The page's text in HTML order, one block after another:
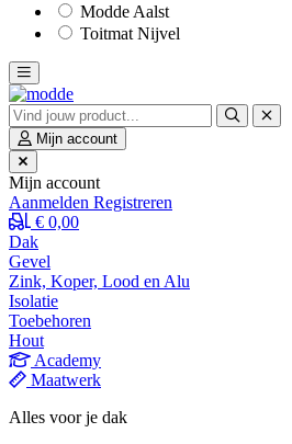
Modde Aalst
Toitmat Nijvel
Mijn account
Mijn account
Aanmelden Registreren
€ 0,00
Dak
Gevel
Zink, Koper, Lood en Alu
Isolatie
Toebehoren
Hout
Academy
Maatwerk
Alles voor je dak